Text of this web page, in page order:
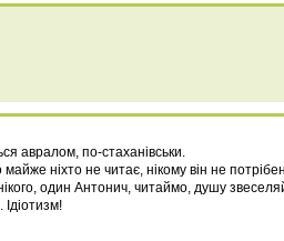
авралом, по-стаханівськи.
майже ніхто не читає, нікому він не
один Антонич, читаймо, душу